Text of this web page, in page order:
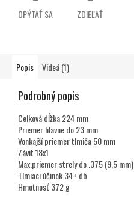
OPÝTAŤ SA ZDIEĽAŤ
Popis Videá (1)
Podrobný popis
Celková dĺžka 224 mm
Priemer hlavne do 23 mm
Vonkajší priemer tlmiča 50 mm
Závit 18x1
Max.priemer strely do .375 (9,5 mm)
Tlmiaci účinok 34+ db
Hmotnosť 372 g